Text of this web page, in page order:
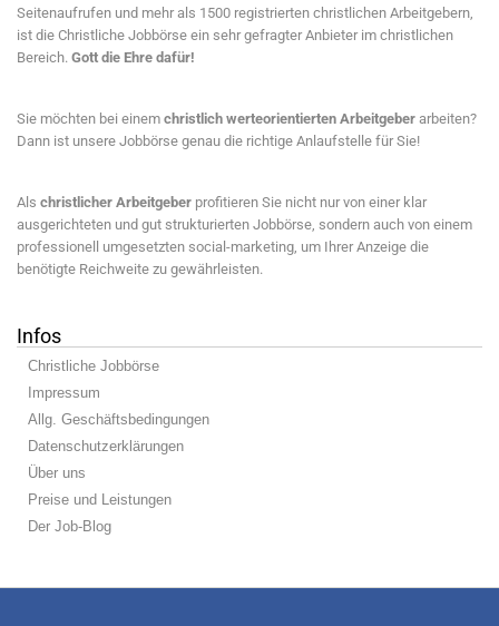
Seitenaufrufen und mehr als 1500 registrierten christlichen Arbeitgebern,
ist die Christliche Jobbörse ein sehr gefragter Anbieter im christlichen
Bereich. Gott die Ehre dafür!
Sie möchten bei einem christlich werteorientierten Arbeitgeber arbeiten?
Dann ist unsere Jobbörse genau die richtige Anlaufstelle für Sie!
Als christlicher Arbeitgeber profitieren Sie nicht nur von einer klar
ausgerichteten und gut strukturierten Jobbörse, sondern auch von einem
professionell umgesetzten social-marketing, um Ihrer Anzeige die
benötigte Reichweite zu gewährleisten.
Infos
Christliche Jobbörse
Impressum
Allg. Geschäftsbedingungen
Datenschutzerklärungen
Über uns
Preise und Leistungen
Der Job-Blog